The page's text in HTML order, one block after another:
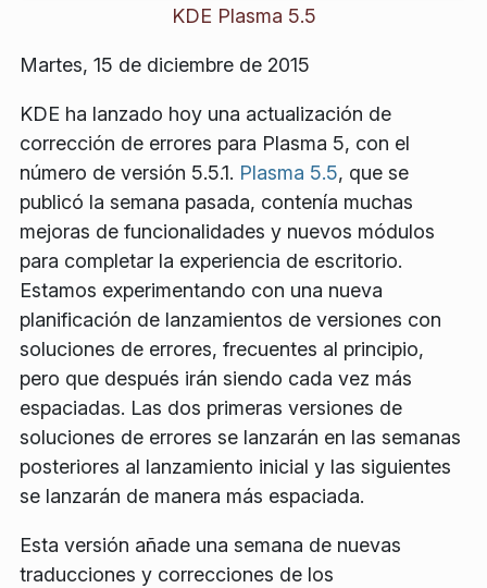
KDE Plasma 5.5
Martes, 15 de diciembre de 2015
KDE ha lanzado hoy una actualización de
corrección de errores para Plasma 5, con el
número de versión 5.5.1. Plasma 5.5, que se
publicó la semana pasada, contenía muchas
mejoras de funcionalidades y nuevos módulos
para completar la experiencia de escritorio.
Estamos experimentando con una nueva
planificación de lanzamientos de versiones con
soluciones de errores, frecuentes al principio,
pero que después irán siendo cada vez más
espaciadas. Las dos primeras versiones de
soluciones de errores se lanzarán en las semanas
posteriores al lanzamiento inicial y las siguientes
se lanzarán de manera más espaciada.
Esta versión añade una semana de nuevas
traducciones y correcciones de los